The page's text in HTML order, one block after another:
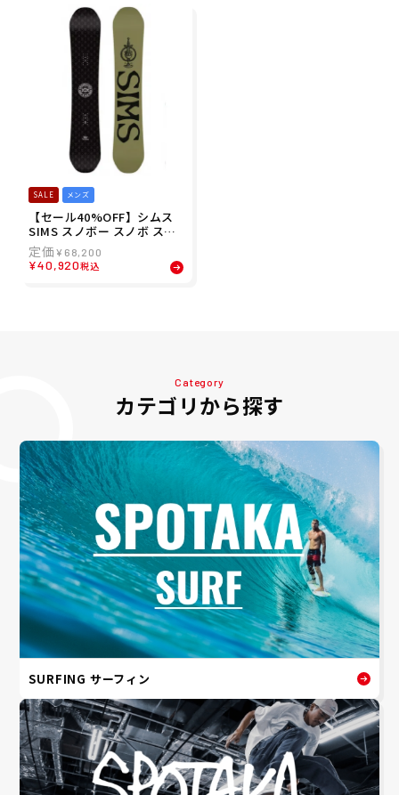
SALE メンズ
【セール40%OFF】シムス
SIMS スノボー スノボ スノ
ーボード 板 キャンバー ツイ
ン フリースタイル JOKER 2
5-26 メンズ 男性
¥ 68,200
¥40,920税込
Category
カテゴリから探す
SURFING サーフィン